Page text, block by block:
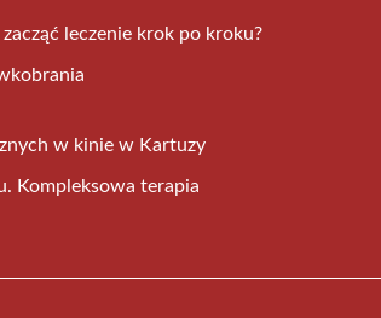
leczenie krok po kroku?
w kinie w Kartuzy
Kompleksowa terapia